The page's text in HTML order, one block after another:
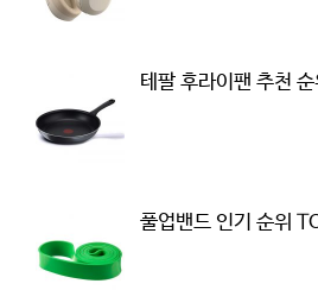
테팔 후라이팬 추천
풀업밴드 인기 순위